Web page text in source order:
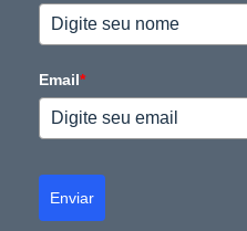
Email*
Enviar